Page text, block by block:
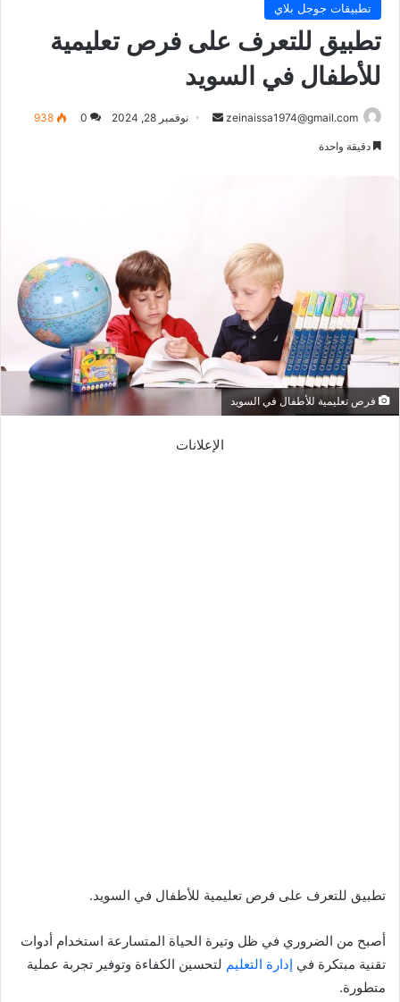
تطبيقات جوجل بلاي
تطبيق للتعرف على فرص تعليمية
للأطفال في السويد
zeinaissa1974@gmail.com
أرسل نوفمبر 28, 2024 0
938
دقيقة واحدة
فرص تعليمية للأطفال في السويد
الإعلانات
تطبيق للتعرف على فرص تعليمية للأطفال في السويد.
أصبح من الضروري في ظل وتيرة الحياة المتسارعة استخدام أدوات
تقنية مبتكرة في إدارة التعليم لتحسين الكفاءة وتوفير تجربة عملية
متطورة.